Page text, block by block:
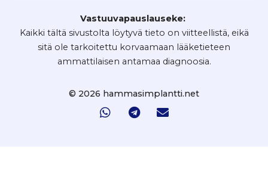
Vastuuvapauslauseke:
Kaikki tältä sivustolta löytyvä tieto on viitteellistä, eikä
sitä ole tarkoitettu korvaamaan lääketieteen
ammattilaisen antamaa diagnoosia.
© 2026 hammasimplantti.net